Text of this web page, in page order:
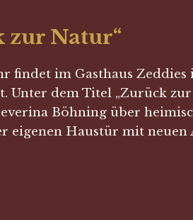
zur Natur“
findet im Gasthaus
Unter dem Titel „Zurück
Böhning über
eigenen Haustür mit neuen